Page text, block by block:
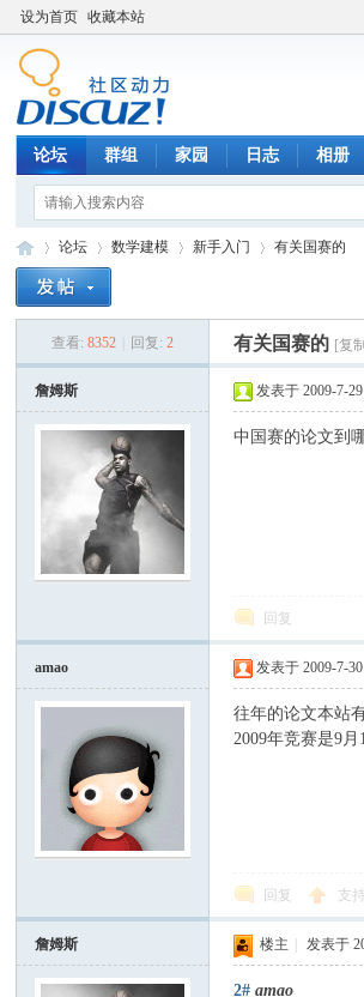
设为首页 收藏本站
论坛 群组 家园 日志 相册
论坛
›
数学建模
›
新手入门
›
有关国赛的
查看: 8352 回复: 2 有关国赛的 [复
詹姆斯 发表于 2009-7-
中国赛的论文到
回复
amao 发表于 2009-7-
往年的论文本站
2009年竞赛是9
回复 支持
詹姆斯 楼主 发表于
2# amao